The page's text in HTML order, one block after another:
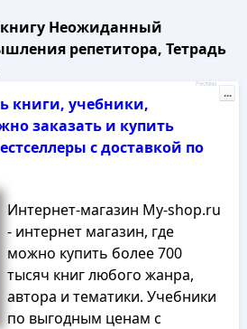
Неожиданный
репетитора, Тетрадь
книги, учебники,
заказать и купить
с доставкой по
Интернет-магазин My-shop.ru
- интернет магазин, где
можно купить более 700
тысяч книг любого жанра,
автора и тематики. Учебники
по выгодным ценам с
Реклама
...